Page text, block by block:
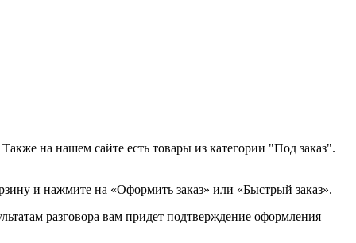
на нашем сайте есть товары из категории "Под заказ".
и нажмите на «Оформить заказ» или «Быстрый заказ».
разговора вам придет подтверждение оформления